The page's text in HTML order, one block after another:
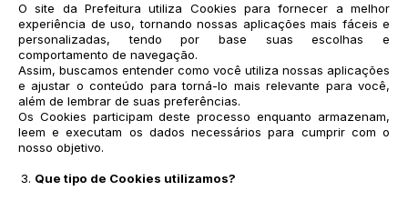
O site da Prefeitura utiliza Cookies para fornecer a melhor
experiência de uso, tornando nossas aplicações mais fáceis e
personalizadas, tendo por base suas escolhas e
comportamento de navegação.
Assim, buscamos entender como você utiliza nossas aplicações
e ajustar o conteúdo para torná-lo mais relevante para você,
além de lembrar de suas preferências.
Os Cookies participam deste processo enquanto armazenam,
leem e executam os dados necessários para cumprir com o
nosso objetivo.
Que tipo de Cookies utilizamos?